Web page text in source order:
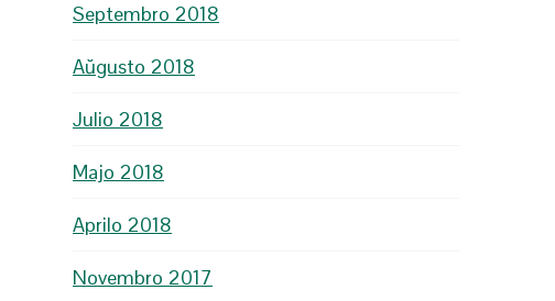
Septembro 2018
Aŭgusto 2018
Julio 2018
Majo 2018
Aprilo 2018
Novembro 2017